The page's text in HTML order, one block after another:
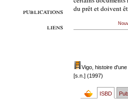
publications
liens
du prêt et doivent
Vigo, histoire
[s.n.] (1997)
ISBD